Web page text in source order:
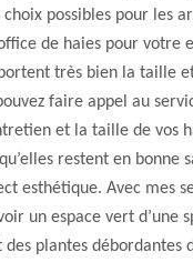
possibles pour les
de haies pour votre
très bien la taille
faire appel au
et la taille de vos
restent en bonne
esthétique. Avec mes
un espace vert d’une
des plantes débordantes